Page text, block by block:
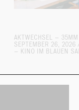
AKTWECHSEL –
SEPTEMBER 26,
– KINO IM BLAUEN